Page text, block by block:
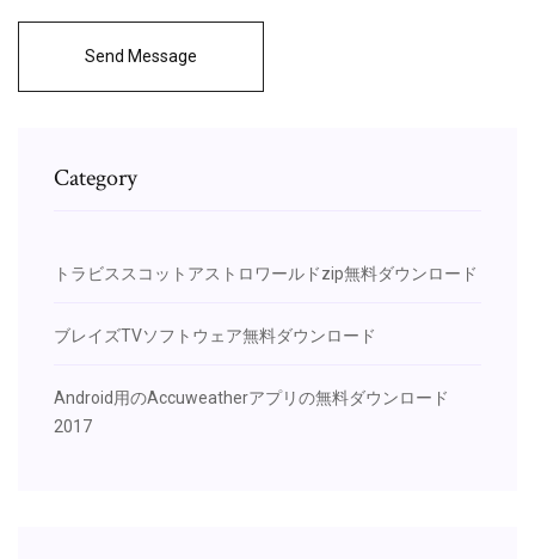
Send Message
Category
トラビススコットアストロワールドzip無料ダウンロード
ブレイズTVソフトウェア無料ダウンロード
Android用のAccuweatherアプリの無料ダウンロード
2017